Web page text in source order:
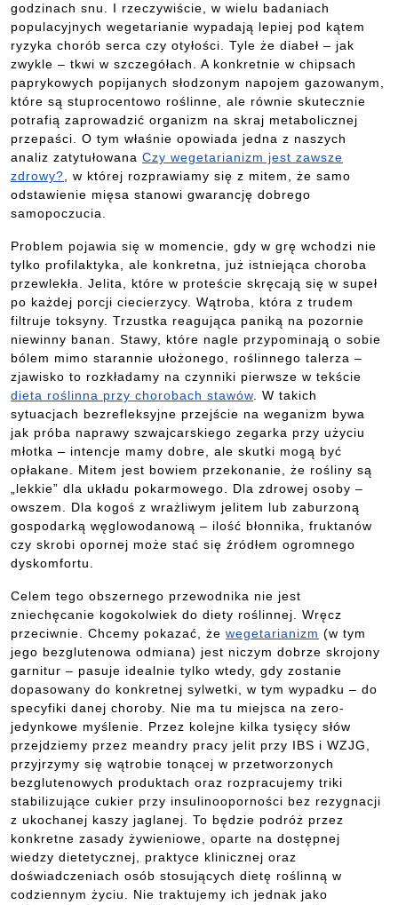
godzinach snu. I rzeczywiście, w wielu badaniach
populacyjnych wegetarianie wypadają lepiej pod kątem
ryzyka chorób serca czy otyłości. Tyle że diabeł – jak
zwykle – tkwi w szczegółach. A konkretnie w chipsach
paprykowych popijanych słodzonym napojem gazowanym,
które są stuprocentowo roślinne, ale równie skutecznie
potrafią zaprowadzić organizm na skraj metabolicznej
przepaści. O tym właśnie opowiada jedna z naszych
analiz zatytułowana Czy wegetarianizm jest zawsze
zdrowy? , w której rozprawiamy się z mitem, że samo
odstawienie mięsa stanowi gwarancję dobrego
samopoczucia.
Problem pojawia się w momencie, gdy w grę wchodzi nie
tylko profilaktyka, ale konkretna, już istniejąca choroba
przewlekła. Jelita, które w proteście skręcają się w supeł
po każdej porcji ciecierzycy. Wątroba, która z trudem
filtruje toksyny. Trzustka reagująca paniką na pozornie
niewinny banan. Stawy, które nagle przypominają o sobie
bólem mimo starannie ułożonego, roślinnego talerza –
zjawisko to rozkładamy na czynniki pierwsze w tekście
dieta roślinna przy chorobach stawów . W takich
sytuacjach bezrefleksyjne przejście na weganizm bywa
jak próba naprawy szwajcarskiego zegarka przy użyciu
młotka – intencje mamy dobre, ale skutki mogą być
opłakane. Mitem jest bowiem przekonanie, że rośliny są
„lekkie” dla układu pokarmowego. Dla zdrowej osoby –
owszem. Dla kogoś z wrażliwym jelitem lub zaburzoną
gospodarką węglowodanową – ilość błonnika, fruktanów
czy skrobi opornej może stać się źródłem ogromnego
dyskomfortu.
Celem tego obszernego przewodnika nie jest
zniechęcanie kogokolwiek do diety roślinnej. Wręcz
przeciwnie. Chcemy pokazać, że wegetarianizm (w tym
jego bezglutenowa odmiana) jest niczym dobrze skrojony
garnitur – pasuje idealnie tylko wtedy, gdy zostanie
dopasowany do konkretnej sylwetki, w tym wypadku – do
specyfiki danej choroby. Nie ma tu miejsca na zero-
jedynkowe myślenie. Przez kolejne kilka tysięcy słów
przejdziemy przez meandry pracy jelit przy IBS i WZJG,
przyjrzymy się wątrobie tonącej w przetworzonych
bezglutenowych produktach oraz rozpracujemy triki
stabilizujące cukier przy insulinooporności bez rezygnacji
z ukochanej kaszy jaglanej. To będzie podróż przez
konkretne zasady żywieniowe, oparte na dostępnej
wiedzy dietetycznej, praktyce klinicznej oraz
doświadczeniach osób stosujących dietę roślinną w
codziennym życiu. Nie traktujemy ich jednak jako